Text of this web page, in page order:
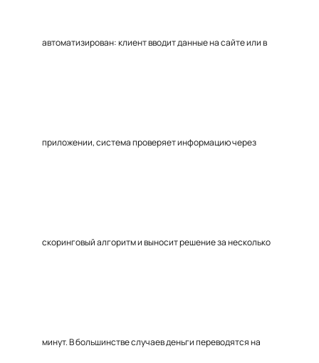
автоматизирован: клиент вводит данные на сайте или в
приложении, система проверяет информацию через
скоринговый алгоритм и выносит решение за несколько
минут. В большинстве случаев деньги переводятся на